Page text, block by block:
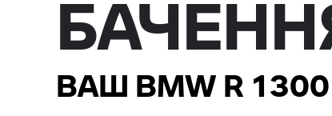
ВАШ BMW R 1300